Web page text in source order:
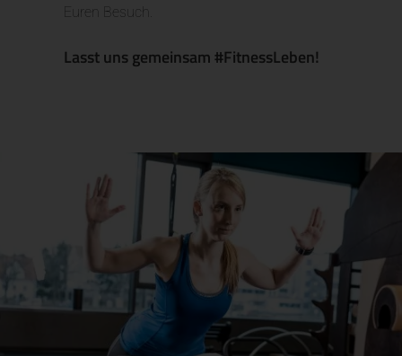
Euren Besuch.
Lasst uns gemeinsam #FitnessLeben!